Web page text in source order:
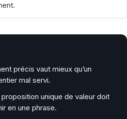
précis vaut mieux qu’un
mal servi.
proposition unique de valeur doit
en une phrase.